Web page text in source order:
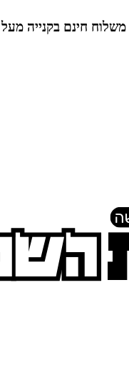
משלוח חינם בקנייה מעל ₪399 (לא כולל תמונות)